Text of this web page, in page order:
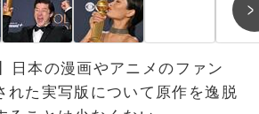
日本の漫画やアニメのファン
れた実写版について原作を逸脱